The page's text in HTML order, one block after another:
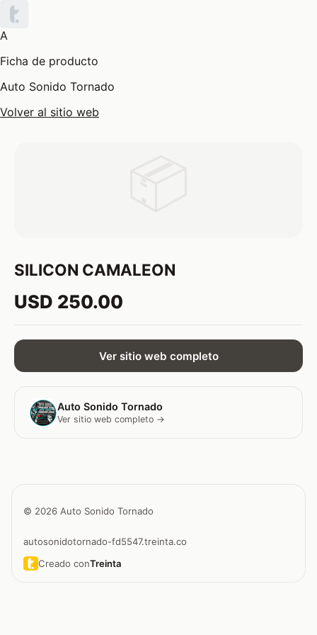
A
Ficha de producto
Auto Sonido Tornado
Volver al sitio web
SILICON CAMALEON
USD 250.00
Ver sitio web completo
Auto Sonido Tornado
Ver sitio web completo →
© 2026 Auto Sonido Tornado
autosonidotornado-fd5547.treinta.co
Creado conTreinta